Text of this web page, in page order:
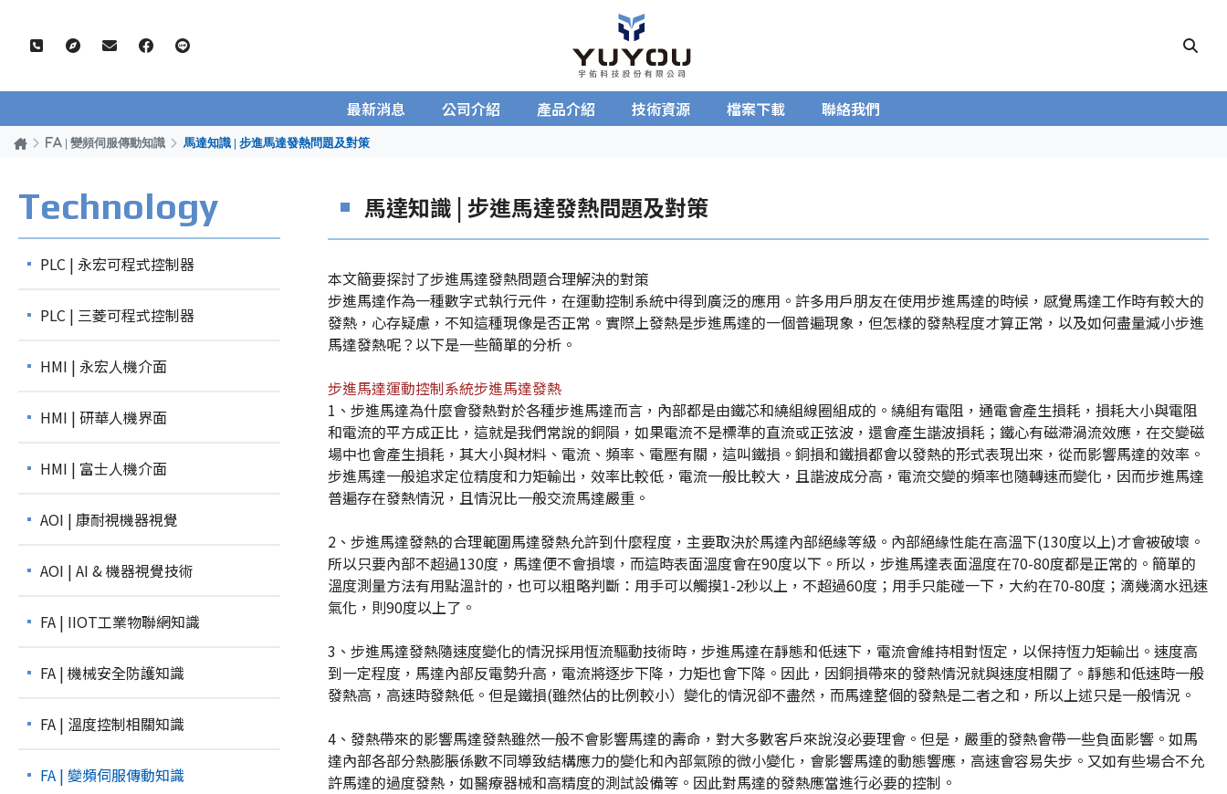
最新消息 公司介紹 產品介紹 技術資源 檔案下載 聯絡我們
FA | 變頻伺服傳動知識 馬達知識 | 步進馬達發熱問題及對策
Technology
PLC | 永宏可程式控制器
PLC | 三菱可程式控制器
HMI | 永宏人機介面
HMI | 研華人機界面
HMI | 富士人機介面
AOI | 康耐視機器視覺
AOI | AI & 機器視覺技術
FA | IIOT工業物聯網知識
FA | 機械安全防護知識
FA | 溫度控制相關知識
FA | 變頻伺服傳動知識
馬達知識 | 步進馬達發熱問題及對策
本文簡要探討了步進馬達發熱問題合理解決的對策
步進馬達作為一種數字式執行元件，在運動控制系統中得到廣泛的應用。許多用戶朋友在使用步進馬達的時候，感覺馬達工作時有較大的
發熱，心存疑慮，不知這種現像是否正常。實際上發熱是步進馬達的一個普遍現象，但怎樣的發熱程度才算正常，以及如何盡量減小步進
馬達發熱呢？以下是一些簡單的分析。
步進馬達運動控制系統步進馬達發熱
1、步進馬達為什麼會發熱對於各種步進馬達而言，內部都是由鐵芯和繞組線圈組成的。繞組有電阻，通電會產生損耗，損耗大小與電阻
和電流的平方成正比，這就是我們常說的銅隕，如果電流不是標準的直流或正弦波，還會產生諧波損耗；鐵心有磁滯渦流效應，在交變磁
場中也會產生損耗，其大小與材料、電流、頻率、電壓有關，這叫鐵損。銅損和鐵損都會以發熱的形式表現出來，從而影響馬達的效率。
步進馬達一般追求定位精度和力矩輸出，效率比較低，電流一般比較大，且諧波成分高，電流交​​變的頻率也隨轉速而變化，因而步進馬達
普遍存在發熱情況，且情況比一般交流馬達嚴重。
2、步進馬達發熱的合理範圍馬達發熱允許到什麼程度，主要取決於馬達內部絕緣等級。內部絕緣性能在高溫下(130度以上)才會被破壞。
所以只要內部不超過130度，馬達便不會損壞，而這時表面溫度會在90度以下。所以，步進馬達表面溫度在70-80度都是正常的。簡單的
溫度測量方法有用點溫計的，也可以粗略判斷：用手可以觸摸1-2秒以上，不超過60度；用手只能碰一下，大約在70-80度；滴幾滴水迅速
氣化，則90度以上了。
3、步進馬達發熱隨速度變化的情況採用恆流驅動技術時，步進馬達在靜態和低速下，電流會維持相對恆定，以保持恆力矩輸出。速度高​​
到一定程度，馬達內部反電勢升高，電流將逐步下降，力矩也會下降。因此，因銅損帶來的發熱情況就與速度相關了。靜態和低速時一般
發熱高，高速時發熱低。但是鐵損(雖然佔的比例較小）變化的情況卻不盡然，而馬達整個的發熱是二者之和，所以上述只是一般情況。
4、發熱帶來的影響馬達發熱雖然一般不會影響馬達的壽命，對大多數客戶來說沒必要理會。但是，嚴重的發熱會帶一些負面影響。如馬
達內部各部分熱膨脹係數不同導致結構應力的變化和內部氣隙的微小變化，會影響馬達的動態響應，高速會容易失步。又如有些場合不允
許馬達的過度發熱，如醫療器械和高精度的測試設備等。因此對馬達的發熱應當進行必要的控制。